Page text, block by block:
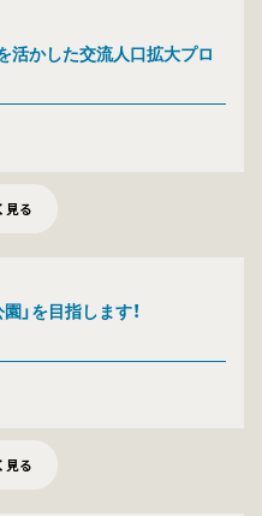
活かした交流人口拡大プロ
見る
」を目指します！
見る